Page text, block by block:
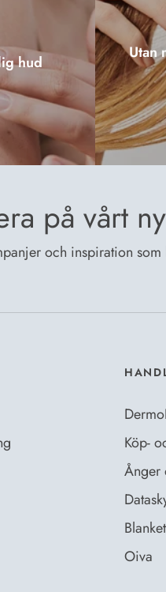
hud
Utan
på vårt
och inspiration
Köp-
Ånger
Oiva